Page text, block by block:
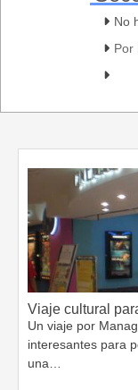
No
Por
Viaje cultural
Un viaje por
interesantes para
una…